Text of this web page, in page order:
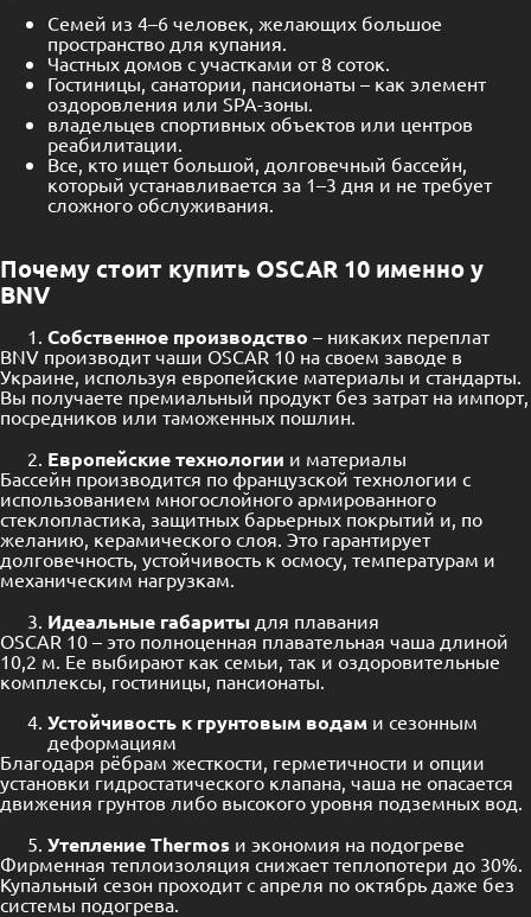
Семей из 4–6 человек, желающих большое
пространство для купания.
Частных домов с участками от 8 соток.
Гостиницы, санатории, пансионаты – как элемент
оздоровления или SPA-зоны.
владельцев спортивных объектов или центров
реабилитации.
Все, кто ищет большой, долговечный бассейн,
который устанавливается за 1–3 дня и не требует
сложного обслуживания.
Почему стоит купить OSCAR 10 именно у
BNV
Собственное производство – никаких переплат
BNV производит чаши OSCAR 10 на своем заводе в
Украине, используя европейские материалы и стандарты.
Вы получаете премиальный продукт без затрат на импорт,
посредников или таможенных пошлин.
Европейские технологии и материалы
Бассейн производится по французской технологии с
использованием многослойного армированного
стеклопластика, защитных барьерных покрытий и, по
желанию, керамического слоя. Это гарантирует
долговечность, устойчивость к осмосу, температурам и
механическим нагрузкам.
Идеальные габариты для плавания
OSCAR 10 – это полноценная плавательная чаша длиной
10,2 м. Ее выбирают как семьи, так и оздоровительные
комплексы, гостиницы, пансионаты.
Устойчивость к грунтовым водам и сезонным
деформациям
Благодаря рёбрам жесткости, герметичности и опции
установки гидростатического клапана, чаша не опасается
движения грунтов либо высокого уровня подземных вод.
Утепление Thermos и экономия на подогреве
Фирменная теплоизоляция снижает теплопотери до 30%.
Купальный сезон проходит с апреля по октябрь даже без
системы подогрева.